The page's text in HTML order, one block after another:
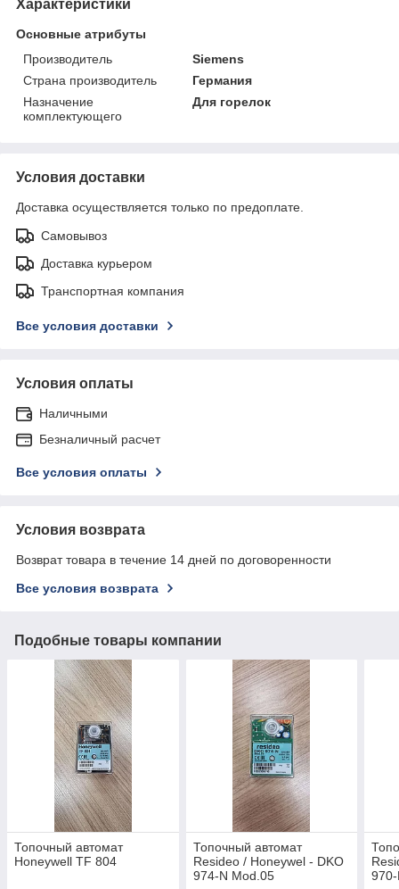
Характеристики
Основные атрибуты
Производитель
Siemens
Страна производитель
Германия
Назначение
комплектующего
Для горелок
Условия доставки
Доставка осуществляется только по предоплате.
Самовывоз
Доставка курьером
Транспортная компания
Все условия доставки
Условия оплаты
Наличными
Безналичный расчет
Все условия оплаты
Условия возврата
Возврат товара в течение 14 дней по договоренности
Все условия возврата
Подобные товары компании
Топочный автомат
Honeywell TF 804
Топочный автомат
Resideo / Honeywel - DKO
974-N Mod.05